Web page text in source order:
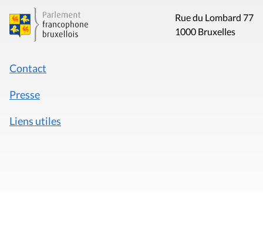
Rue du Lombard 77
1000 Bruxelles
Contact
Presse
Liens utiles